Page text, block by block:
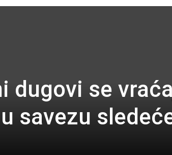
dugovi se
savezu